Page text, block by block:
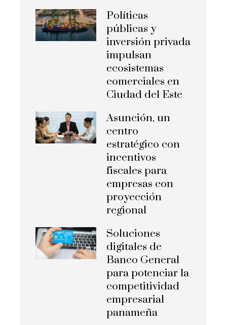
Políticas
públicas y
inversión privada
impulsan
ecosistemas
comerciales en
Ciudad del Este
Asunción, un
centro
estratégico con
incentivos
fiscales para
empresas con
proyección
regional
Soluciones
digitales de
Banco General
para potenciar la
competitividad
empresarial
panameña